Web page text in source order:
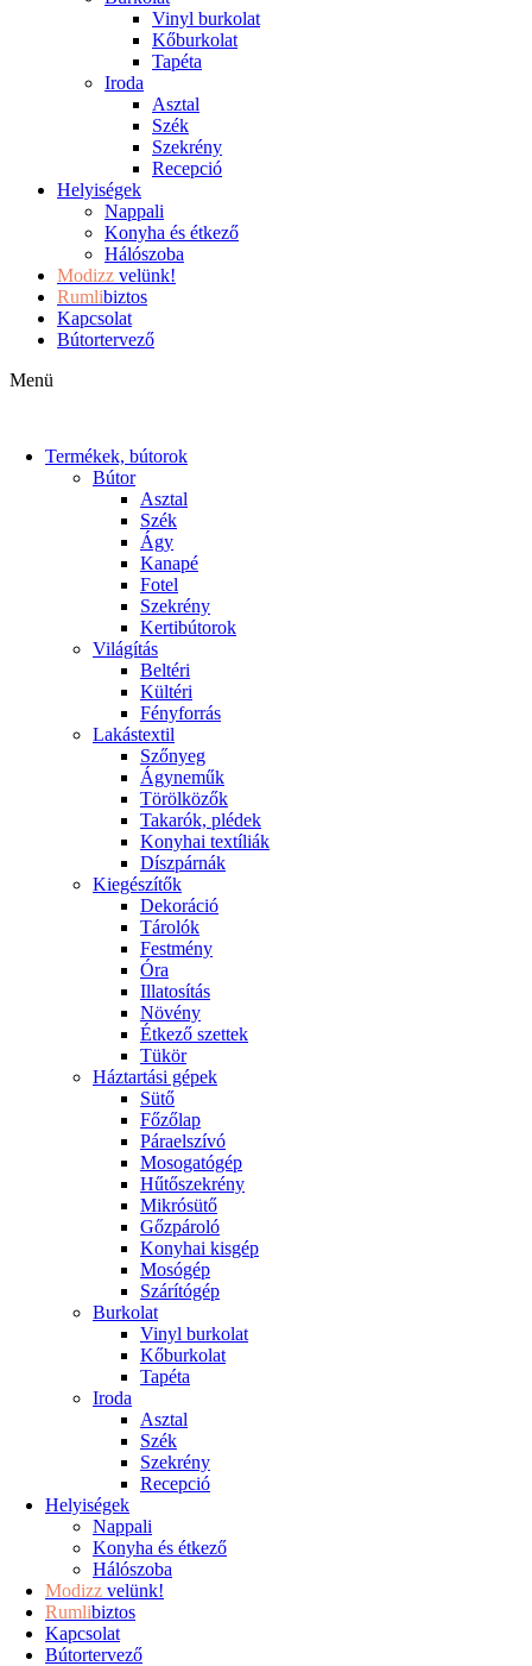
Vinyl burkolat
Kőburkolat
Tapéta
Iroda
Asztal
Szék
Szekrény
Recepció
Helyiségek
Nappali
Konyha és étkező
Hálószoba
Modizz velünk!
Rumlibiztos
Kapcsolat
Bútortervező
Menü
Termékek, bútorok
Bútor
Asztal
Szék
Ágy
Kanapé
Fotel
Szekrény
Kertibútorok
Világítás
Beltéri
Kültéri
Fényforrás
Lakástextil
Szőnyeg
Ágyneműk
Törölközők
Takarók, plédek
Konyhai textíliák
Díszpárnák
Kiegészítők
Dekoráció
Tárolók
Festmény
Óra
Illatosítás
Növény
Étkező szettek
Tükör
Háztartási gépek
Sütő
Főzőlap
Páraelszívó
Mosogatógép
Hűtőszekrény
Mikrósütő
Gőzpároló
Konyhai kisgép
Mosógép
Szárítógép
Burkolat
Vinyl burkolat
Kőburkolat
Tapéta
Iroda
Asztal
Szék
Szekrény
Recepció
Helyiségek
Nappali
Konyha és étkező
Hálószoba
Modizz velünk!
Rumlibiztos
Kapcsolat
Bútortervező